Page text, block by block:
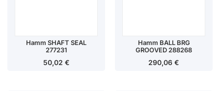
Hamm SHAFT SEAL
277231
50,02 €
Hamm BALL BRG
GROOVED 288268
290,06 €